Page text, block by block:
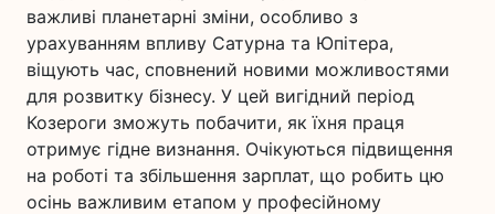
важливі планетарні зміни, особливо з
урахуванням впливу Сатурна та Юпітера,
віщують час, сповнений новими можливостями
для розвитку бізнесу. У цей вигідний період
Козероги зможуть побачити, як їхня праця
отримує гідне визнання. Очікуються підвищення
на роботі та збільшення зарплат, що робить цю
осінь важливим етапом у професійному